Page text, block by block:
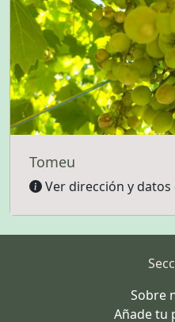
Tomeu
Ver dirección y
Sobre
Añade tu